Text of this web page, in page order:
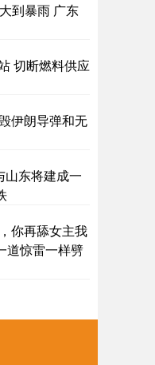
到暴雨 广东
切断燃料供应
伊朗导弹和无
山东将建成一
你再舔女主我
道惊雷一样劈